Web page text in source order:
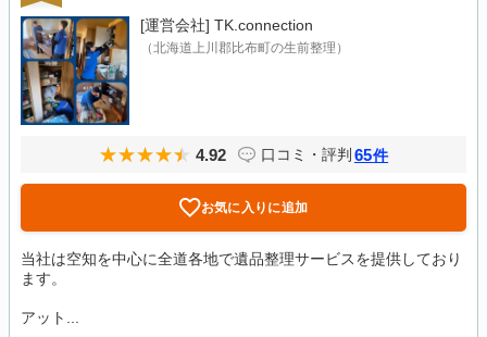
[運営会社] TK.connection
（北海道上川郡比布町の生前整理）
4.92 口コミ・評判 65件
お気に入りに追加
当社は空知を中心に全道各地で遺品整理サービスを提供しており
ます。
アット...